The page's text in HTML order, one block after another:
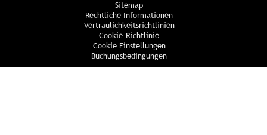
Sitemap
Rechtliche Informationen
Vertraulichkeitsrichtlinien
Cookie-Richtlinie
Cookie Einstellungen
Buchungsbedingungen